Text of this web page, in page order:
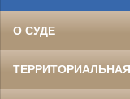
О СУДЕ